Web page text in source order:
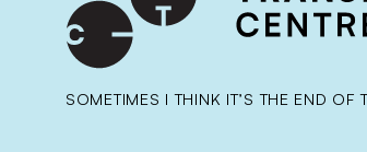
SOMETIMES I THINK IT’S THE END OF